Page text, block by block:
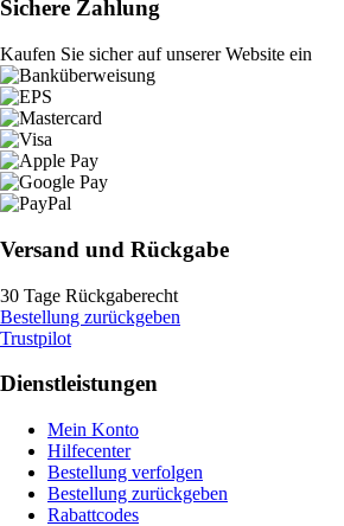
Sichere Zahlung
Kaufen Sie sicher auf unserer Website ein
Versand und Rückgabe
30 Tage Rückgaberecht
Bestellung zurückgeben
Trustpilot
Dienstleistungen
Mein Konto
Hilfecenter
Bestellung verfolgen
Bestellung zurückgeben
Rabattcodes